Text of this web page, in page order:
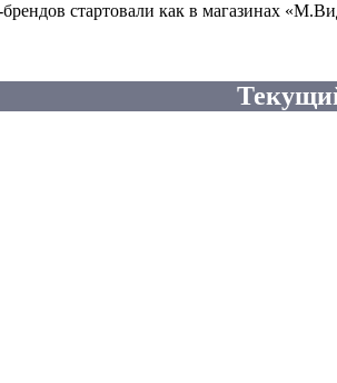
стартовали как в магазинах